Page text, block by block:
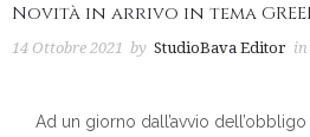
Novità in arrivo in tema GREEN
14 Ottobre 2021 by StudioBava Editor in
Ad un giorno dall’avvio